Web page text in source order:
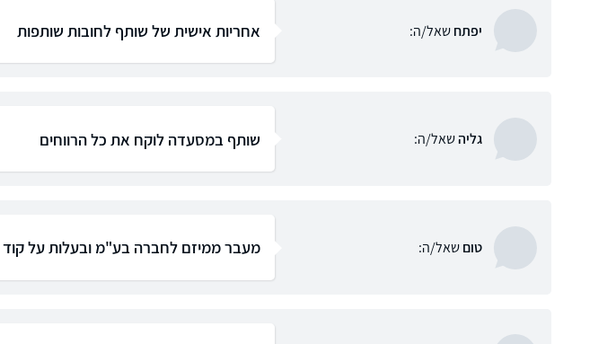
יפתחשאל/ה: אחריות אישית של שותף לחובות שותפות
גליהשאל/ה: שותף במסעדה לוקח את כל הרווחים
טוםשאל/ה: מעבר ממיזם לחברה בע"מ ובעלות על קוד